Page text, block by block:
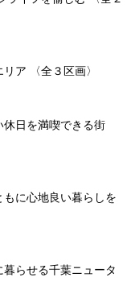
ア 〈全３区画〉
日を満喫できる街
に心地良い暮らしを
らせる千葉ニュータ